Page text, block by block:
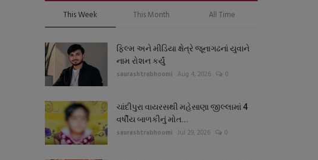
This Week This Month All Time
ફિલ્મ અને મીડિયા ક્ષેત્રે જૂનાગઢનાં યુવાને
નામ રોશન કર્યું
saurashtrabhoomi Aug 4, 2026 0
ચાંદીપુરા વાયરસથી મહેસાણા જીલ્લામાં 4
વર્ષીય બાળકીનું મોત...
saurashtrabhoomi Jul 29, 2026 0